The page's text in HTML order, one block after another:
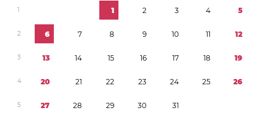
1 1 2 3 4 5
2 6 7 8 9 10 11 12
3 13 14 15 16 17 18 19
4 20 21 22 23 24 25 26
5 27 28 29 30 31